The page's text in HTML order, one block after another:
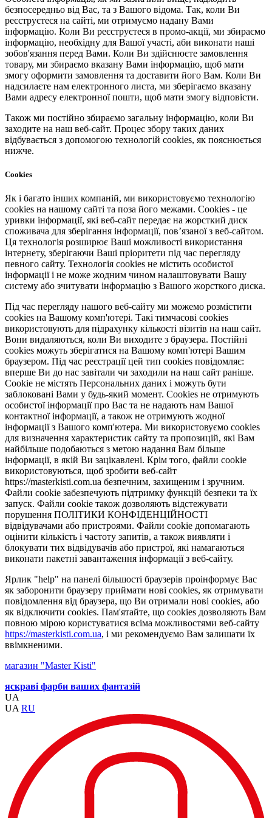
безпосередньо від Вас, та з Вашого відома. Так, коли Ви
реєструєтеся на сайті, ми отримуємо надану Вами
інформацію. Коли Ви реєструєтеся в промо-акції, ми збираємо
інформацію, необхідну для Вашої участі, аби виконати наші
зобов'язання перед Вами. Коли Ви здійснюєте замовлення
товару, ми збираємо вказану Вами інформацію, щоб мати
змогу оформити замовлення та доставити його Вам. Коли Ви
надсилаєте нам електронного листа, ми зберігаємо вказану
Вами адресу електронної пошти, щоб мати змогу відповісти.
Також ми постійно збираємо загальну інформацію, коли Ви
заходите на наш веб-сайт. Процес збору таких даних
відбувається з допомогою технологій cookies, як пояснюється
нижче.
Cookies
Як і багато інших компаній, ми використовуємо технологію
cookies на нашому сайті та поза його межами. Cookies - це
уривки інформації, які веб-сайт передає на жорсткий диск
споживача для зберігання інформації, пов’язаної з веб-сайтом.
Ця технологія розширює Ваші можливості використання
інтернету, зберігаючи Ваші пріоритети під час перегляду
певного сайту. Технологія cookies не містить особистої
інформації і не може жодним чином налаштовувати Вашу
систему або зчитувати інформацію з Вашого жорсткого диска.
Під час перегляду нашого веб-сайту ми можемо розмістити
cookies на Вашому комп'ютері. Такі тимчасові cookies
використовують для підрахунку кількості візитів на наш сайт.
Вони видаляються, коли Ви виходите з браузера. Постійні
cookies можуть зберігатися на Вашому комп'ютері Вашим
браузером. Під час реєстрації цей тип cookies повідомляє:
вперше Ви до нас завітали чи заходили на наш сайт раніше.
Cookie не містять Персональних даних і можуть бути
заблоковані Вами у будь-який момент. Сookies не отримують
особистої інформації про Вас та не надають нам Вашої
контактної інформації, а також не отримують жодної
інформації з Вашого комп'ютера. Ми використовуємо cookies
для визначення характеристик сайту та пропозицій, які Вам
найбільше подобаються з метою надання Вам більше
інформації, в якій Ви зацікавлені. Крім того, файли cookie
використовуються, щоб зробити веб-сайт
https://masterkisti.com.ua безпечним, захищеним і зручним.
Файли cookie забезпечують підтримку функцій безпеки та їх
запуск. Файли cookie також дозволяють відстежувати
порушення ПОЛІТИКИ КОНФІДЕНЦІЙНОСТІ
відвідувачами або пристроями. Файли cookie допомагають
оцінити кількість і частоту запитів, а також виявляти і
блокувати тих відвідувачів або пристрої, які намагаються
виконати пакетні завантаження інформації з веб-сайту.
Ярлик "help" на панелі більшості браузерів проінформує Вас
як заборонити браузеру приймати нові cookies, як отримувати
повідомлення від браузера, що Ви отримали нові cookies, або
як відключити cookies. Пам'ятайте, що cookies дозволяють Вам
повною мірою користуватися всіма можливостями веб-сайту
https://masterkisti.com.ua, і ми рекомендуємо Вам залишати їх
ввімкненими.
магазин "Master Kisti"
яскраві фарби ваших фантазій
UA
UA RU